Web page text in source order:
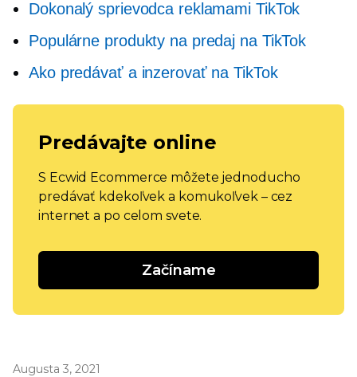
Dokonalý sprievodca reklamami TikTok
Populárne produkty na predaj na TikTok
Ako predávať a inzerovať na TikTok
Predávajte online
S Ecwid Ecommerce môžete jednoducho
predávať kdekoľvek a komukoľvek – cez
internet a po celom svete.
Začíname
Augusta 3, 2021